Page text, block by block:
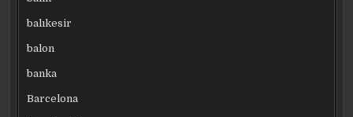
balıkesir
balon
banka
Barcelona